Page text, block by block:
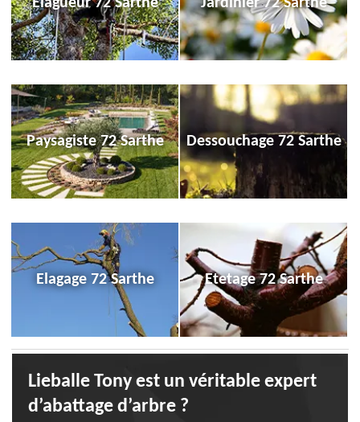
Elagueur 72 Sarthe Jardinier 72 Sarthe
Paysagiste 72 Sarthe Dessouchage 72 Sarthe
Elagage 72 Sarthe Etetage 72 Sarthe
Lieballe Tony est un véritable expert
d’abattage d’arbre ?